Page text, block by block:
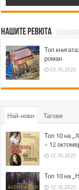
Нашите ревюта
Топ
роман
03.10.2025
Най-нови Тагове
Топ 10 на
– 12
12.10.2025
Топ 10 на
12.10.2025